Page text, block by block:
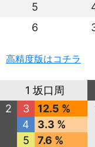
5
6
高精度版はコチラ
1 坂口周
2
3
12.5 %
4
3.3 %
5
7.6 %